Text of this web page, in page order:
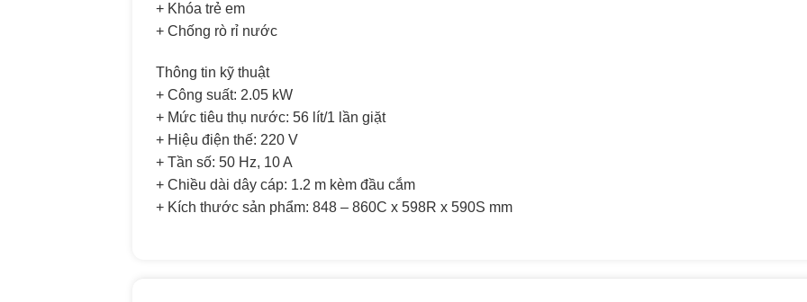
+ Khóa trẻ em
+ Chống rò rỉ nước
Thông tin kỹ thuật
+ Công suất: 2.05 kW
+ Mức tiêu thụ nước: 56 lít/1 lần giặt
+ Hiệu điện thế: 220 V
+ Tần số: 50 Hz, 10 A
+ Chiều dài dây cáp: 1.2 m kèm đầu cắm
+ Kích thước sản phẩm: 848 – 860C x 598R x 590S mm